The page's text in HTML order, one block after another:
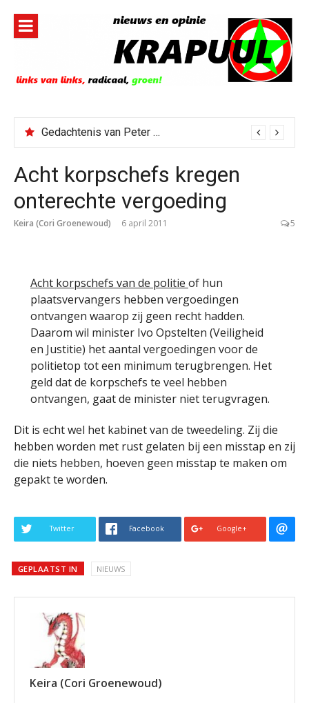
inhoud
Gedachtenis van Peter Faber
Acht korpschefs kregen
onterechte vergoeding
Keira (Cori Groenewoud) 6 april 2011 5
Acht korpschefs van de politie of hun
plaatsvervangers hebben vergoedingen
ontvangen waarop zij geen recht hadden.
Daarom wil minister Ivo Opstelten (Veiligheid
en Justitie) het aantal vergoedingen voor de
politietop tot een minimum terugbrengen. Het
geld dat de korpschefs te veel hebben
ontvangen, gaat de minister niet terugvragen.
Dit is echt wel het kabinet van de tweedeling. Zij die
hebben worden met rust gelaten bij een misstap en zij
die niets hebben, hoeven geen misstap te maken om
gepakt te worden.
Twitter Facebook Google+
GEPLAATST IN NIEUWS
Keira (Cori Groenewoud)